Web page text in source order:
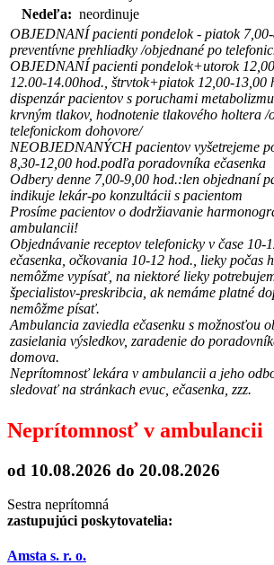
Nedeľa: neordinuje
OBJEDNANÍ pacienti pondelok - piatok
preventívne prehliadky /objednané po
OBJEDNANÍ pacienti pondelok+utorok
12.00-14.00hod., štrvtok+piatok 12,00-13,00
dispenzár pacientov s poruchami
krvným tlakov, hodnotenie tlakového holtera /
telefonickom dohovore/
NEOBJEDNANÝCH pacientov vyšetrejeme
8,30-12,00 hod.podľa poradovníka ečasenka
Odbery denne 7,00-9,00 hod.:len objednaní
indikuje lekár-po konzultácii s pacientom
Prosíme pacientov o dodržiavanie
ambulancii!
Objednávanie receptov telefonicky v čase 10-
ečasenka, očkovania 10-12 hod., lieky počas
nemôžme vypísať, na niektoré lieky
špecialistov-preskribcia, ak nemáme platné
nemôžme písať.
Ambulancia zaviedla ečasenku s možnosťou
zasielania výsledkov, zaradenie do
domova.
Neprítomnosť lekára v ambulancii a jeho
sledovať na stránkach evuc, ečasenka, zzz.
Neprítomnosť v ambulancii
od 10.08.2026 do 20.08.2026
Sestra neprítomná
zastupujúci poskytovatelia:
Amsta s. r. o.